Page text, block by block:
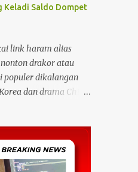
Keladi Saldo Dompet
link haram alias
drakor atau
populer dikalangan
dan drama China
episode
yang sama dengan
kebiasaan